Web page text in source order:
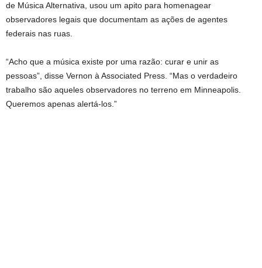
de Música Alternativa, usou um apito para homenagear
observadores legais que documentam as ações de agentes
federais nas ruas.
“Acho que a música existe por uma razão: curar e unir as
pessoas”, disse Vernon à Associated Press. “Mas o verdadeiro
trabalho são aqueles observadores no terreno em Minneapolis.
Queremos apenas alertá-los.”